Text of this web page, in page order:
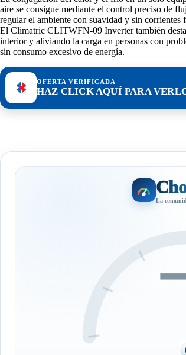
aire se consigue mediante el control preciso de
regular el ambiente con suavidad y sin corrientes
El Climatric CLITWFN-09 Inverter también
interior y aliviando la carga en personas con
sin consumo excesivo de energía.
OFERTA VERIFICADA
HAZ CLICK AQUÍ PARA
La